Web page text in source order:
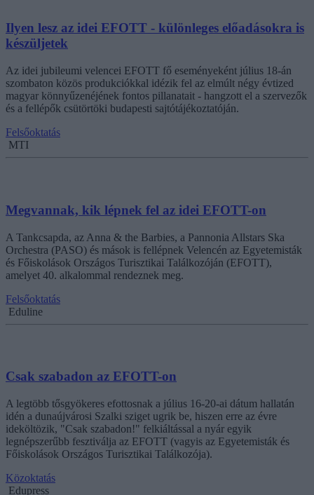
Ilyen lesz az idei EFOTT - különleges előadásokra is
készüljetek
Az idei jubileumi velencei EFOTT fő eseményeként július 18-án
szombaton közös produkciókkal idézik fel az elmúlt négy évtized
magyar könnyűzenéjének fontos pillanatait - hangzott el a szervezők
és a fellépők csütörtöki budapesti sajtótájékoztatóján.
Felsőoktatás
MTI
Megvannak, kik lépnek fel az idei EFOTT-on
A Tankcsapda, az Anna & the Barbies, a Pannonia Allstars Ska
Orchestra (PASO) és mások is fellépnek Velencén az Egyetemisták
és Főiskolások Országos Turisztikai Találkozóján (EFOTT),
amelyet 40. alkalommal rendeznek meg.
Felsőoktatás
Eduline
Csak szabadon az EFOTT-on
A legtöbb tősgyökeres efottosnak a július 16-20-ai dátum hallatán
idén a dunaújvárosi Szalki sziget ugrik be, hiszen erre az évre
ideköltözik, "Csak szabadon!" felkiáltással a nyár egyik
legnépszerűbb fesztiválja az EFOTT (vagyis az Egyetemisták és
Főiskolások Országos Turisztikai Találkozója).
Közoktatás
Edupress